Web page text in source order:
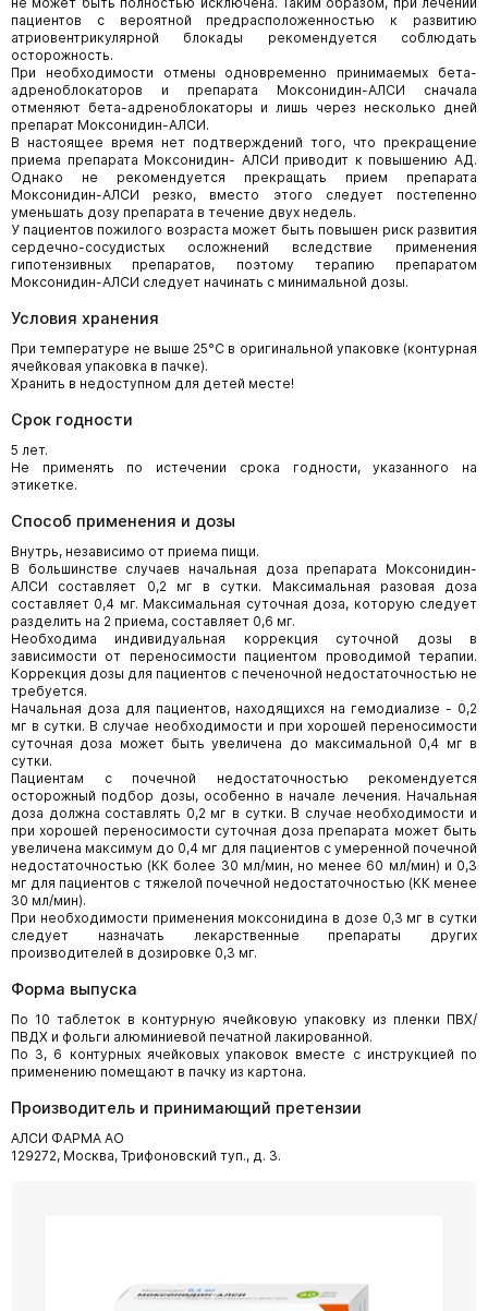
пациентов с вероятной предрасположенностью к развитию
атриовентрикулярной блокады рекомендуется соблюдать
осторожность.
При необходимости отмены одновременно принимаемых бета-
адреноблокаторов и препарата Моксонидин-АЛСИ сначала
отменяют бета-адреноблокаторы и лишь через несколько дней
препарат Моксонидин-АЛСИ.
В настоящее время нет подтверждений того, что прекращение
приема препарата Моксонидин- АЛСИ приводит к повышению АД.
Однако не рекомендуется прекращать прием препарата
Моксонидин-АЛСИ резко, вместо этого следует постепенно
уменьшать дозу препарата в течение двух недель.
У пациентов пожилого возраста может быть повышен риск развития
сердечно-сосудистых осложнений вследствие применения
гипотензивных препаратов, поэтому терапию препаратом
Моксонидин-АЛСИ следует начинать с минимальной дозы.
Условия хранения
При температуре не выше 25°С в оригинальной упаковке (контурная
ячейковая упаковка в пачке).
Хранить в недоступном для детей месте!
Срок годности
5 лет.
Не применять по истечении срока годности, указанного на
этикетке.
Способ применения и дозы
Внутрь, независимо от приема пищи.
В большинстве случаев начальная доза препарата Моксонидин-
АЛСИ составляет 0,2 мг в сутки. Максимальная разовая доза
составляет 0,4 мг. Максимальная суточная доза, которую следует
разделить на 2 приема, составляет 0,6 мг.
Необходима индивидуальная коррекция суточной дозы в
зависимости от переносимости пациентом проводимой терапии.
Коррекция дозы для пациентов с печеночной недостаточностью не
требуется.
Начальная доза для пациентов, находящихся на гемодиализе - 0,2
мг в сутки. В случае необходимости и при хорошей переносимости
суточная доза может быть увеличена до максимальной 0,4 мг в
сутки.
Пациентам с почечной недостаточностью рекомендуется
осторожный подбор дозы, особенно в начале лечения. Начальная
доза должна составлять 0,2 мг в сутки. В случае необходимости и
при хорошей переносимости суточная доза препарата может быть
увеличена максимум до 0,4 мг для пациентов с умеренной почечной
недостаточностью (КК более 30 мл/мин, но менее 60 мл/мин) и 0,3
мг для пациентов с тяжелой почечной недостаточностью (КК менее
30 мл/мин).
При необходимости применения моксонидина в дозе 0,3 мг в сутки
следует назначать лекарственные препараты других
производителей в дозировке 0,3 мг.
Форма выпуска
По 10 таблеток в контурную ячейковую упаковку из пленки ПВХ/
ПВДХ и фольги алюминиевой печатной лакированной.
По 3, 6 контурных ячейковых упаковок вместе с инструкцией по
применению помещают в пачку из картона.
Производитель и принимающий претензии
АЛСИ ФАРМА АО
129272, Москва, Трифоновский туп., д. 3.